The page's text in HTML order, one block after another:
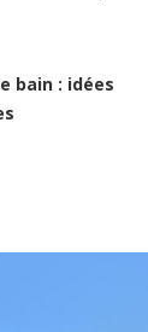
bain : idées